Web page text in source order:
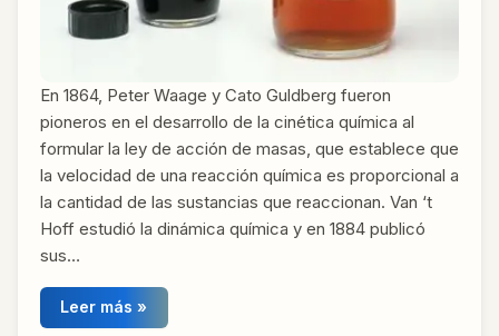
En 1864, Peter Waage y Cato Guldberg fueron
pioneros en el desarrollo de la cinética química al
formular la ley de acción de masas, que establece que
la velocidad de una reacción química es proporcional a
la cantidad de las sustancias que reaccionan. Van ‘t
Hoff estudió la dinámica química y en 1884 publicó
sus…
Leer más »